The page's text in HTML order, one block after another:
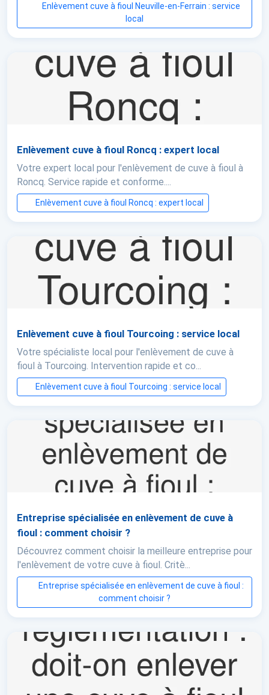
Enlèvement cuve à fioul Neuville-en-Ferrain : service
local
Enlèvement cuve à fioul Roncq : expert local
Votre expert local pour l'enlèvement de cuve à fioul à
Roncq. Service rapide et conforme....
Enlèvement cuve à fioul Roncq : expert local
Enlèvement cuve à fioul Tourcoing : service local
Votre spécialiste local pour l'enlèvement de cuve à
fioul à Tourcoing. Intervention rapide et co...
Enlèvement cuve à fioul Tourcoing : service local
Entreprise spécialisée en enlèvement de cuve à
fioul : comment choisir ?
Découvrez comment choisir la meilleure entreprise pour
l'enlèvement de votre cuve à fioul. Critè...
Entreprise spécialisée en enlèvement de cuve à fioul :
comment choisir ?